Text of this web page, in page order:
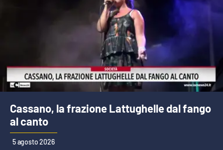
Cassano, la frazione Lattughelle dal fango
al canto
5 agosto 2026